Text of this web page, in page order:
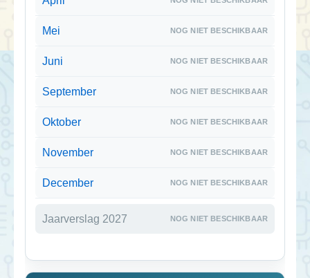
Mei
Juni
September
Oktober
November
December
Jaarverslag 2027